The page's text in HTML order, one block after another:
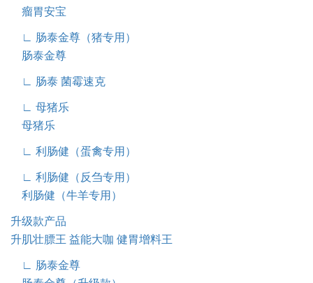
瘤胃安宝
∟ 肠泰金尊（猪专用）
肠泰金尊
∟ 肠泰 菌霉速克
∟ 母猪乐
母猪乐
∟ 利肠健（蛋禽专用）
∟ 利肠健（反刍专用）
利肠健（牛羊专用）
升级款产品
升肌壮膘王 益能大咖 健胃增料王
∟ 肠泰金尊